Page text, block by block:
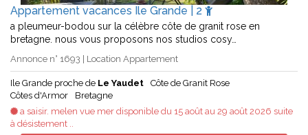
Appartement vacances Ile Grande | 2
a pleumeur-bodou sur la célèbre côte de granit rose en
bretagne. nous vous proposons nos studios cosy…
Annonce n° 1693 | Location Appartement
Ile Grande proche de Le Yaudet
Côte de Granit Rose
Côtes d'Armor
Bretagne
a saisir. melen vue mer disponible du 15 août au 29 août 2026 suite
à désistement ..